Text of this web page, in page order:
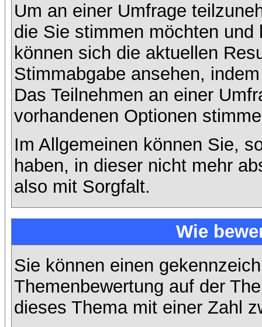
Um an einer Umfrage
die Sie stimmen möchten
können sich die aktuellen
Stimmabgabe ansehen,
Das Teilnehmen an einer
vorhandenen Optionen
Im Allgemeinen können Sie,
haben, in dieser nicht mehr
also mit Sorgfalt.
Wie
Sie können einen
Themenbewertung auf der
dieses Thema mit einer Zahl